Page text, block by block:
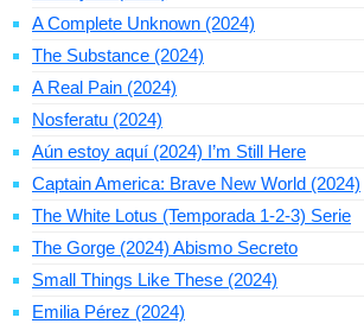
A Complete Unknown (2024)
The Substance (2024)
A Real Pain (2024)
Nosferatu (2024)
Aún estoy aquí (2024) I’m Still Here
Captain America: Brave New World (2024)
The White Lotus (Temporada 1-2-3) Serie
The Gorge (2024) Abismo Secreto
Small Things Like These (2024)
Emilia Pérez (2024)